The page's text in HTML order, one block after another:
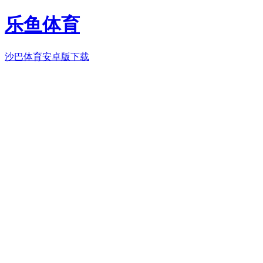
乐鱼体育
沙巴体育安卓版下载